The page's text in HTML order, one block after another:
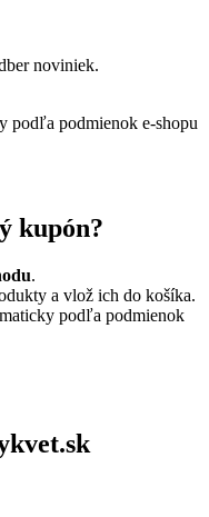
noviniek.
podľa podmienok e-shopu
kupón?
.
a vlož ich do košíka.
podľa podmienok